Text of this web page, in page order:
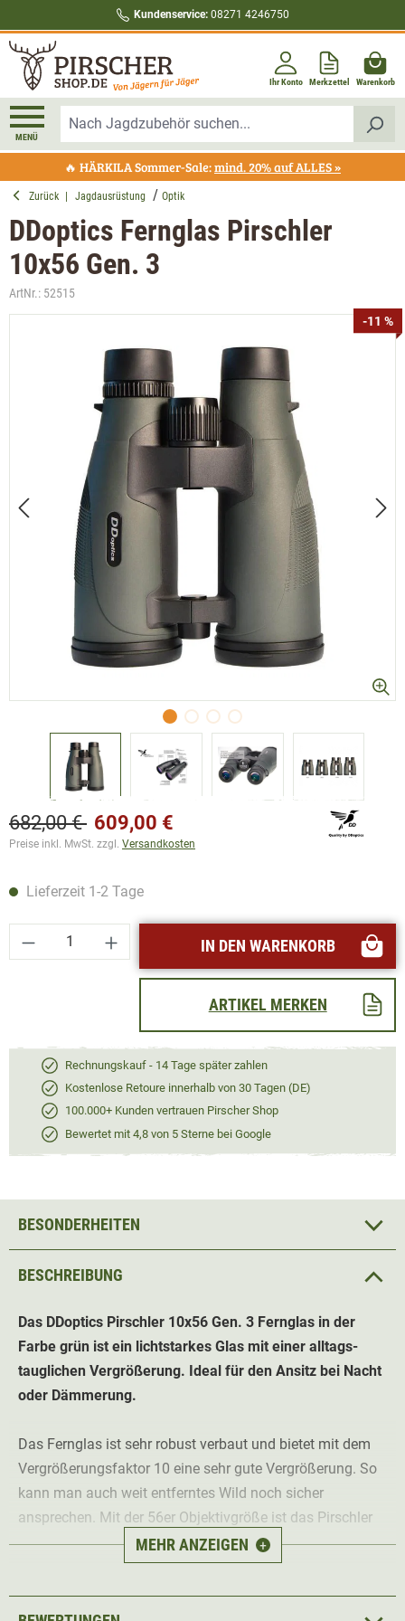
Kundenservice: 08271 4246750
Ihr Konto Merkzettel Warenkorb
MENÜ
🔥 HÄRKILA Sommer-Sale:mind. 20% auf ALLES »
Zurück Jagdausrüstung Optik
DDoptics Fernglas Pirschler
10x56 Gen. 3
ArtNr.: 52515
-11 %
682,00 € 609,00 €
Preise inkl. MwSt. zzgl. Versandkosten
Lieferzeit 1-2 Tage
Produkt Anzahl: Gib den gewünschten
IN DEN WARENKORB
ARTIKEL MERKEN
Rechnungskauf - 14 Tage später zahlen
Kostenlose Retoure innerhalb von 30 Tagen (DE)
100.000+ Kunden vertrauen Pirscher Shop
Bewertet mit 4,8 von 5 Sterne bei Google
BESCHREIBUNG
Das DDoptics Pirschler 10x56 Gen. 3 Fernglas in der
Farbe grün ist ein lichtstarkes Glas mit einer alltags-
tauglichen Vergrößerung. Ideal für den Ansitz bei Nacht
oder Dämmerung.
Das Fernglas ist sehr robust verbaut und bietet mit dem
Vergrößerungsfaktor 10 eine sehr gute Vergrößerung. So
kann man auch weit entferntes Wild noch sicher
ansprechen. Mit der 56er Objektivgröße ist das Pirschler
Fernglas für die Jagd bei Nacht und Dämmerung
prädestiniert. Trotzdem ist das Glas mit seinen nur 1150g
MEHR ANZEIGEN +
BESONDERHEITEN